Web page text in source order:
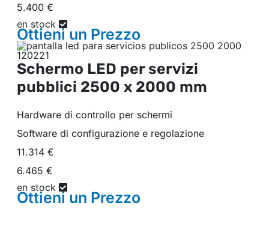
5.400 €
en stock
Ottieni un Prezzo
Schermo LED per servizi
pubblici 2500 x 2000 mm
Hardware di controllo per schermi
Software di configurazione e regolazione
11.314 €
6.465 €
en stock
Ottieni un Prezzo